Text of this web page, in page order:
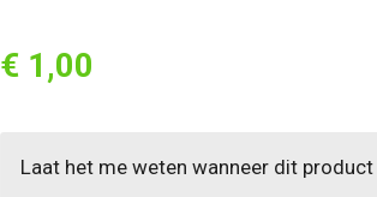
€ 1,00
Laat het me weten wanneer dit